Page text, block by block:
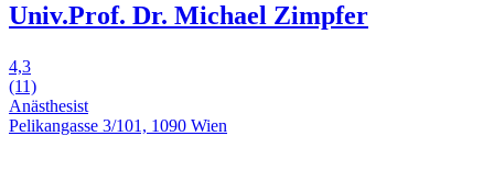
Univ.Prof. Dr. Michael Zimpfer
4,3
(11)
Anästhesist
Pelikangasse 3/101, 1090 Wien